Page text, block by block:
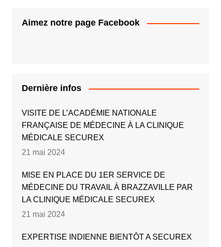
Aimez notre page Facebook
Dernière infos
VISITE DE L’ACADÉMIE NATIONALE
FRANÇAISE DE MÉDECINE À LA CLINIQUE
MÉDICALE SECUREX
21 mai 2024
MISE EN PLACE DU 1ER SERVICE DE
MÉDECINE DU TRAVAIL À BRAZZAVILLE PAR
LA CLINIQUE MÉDICALE SECUREX
21 mai 2024
EXPERTISE INDIENNE BIENTÔT A SECUREX